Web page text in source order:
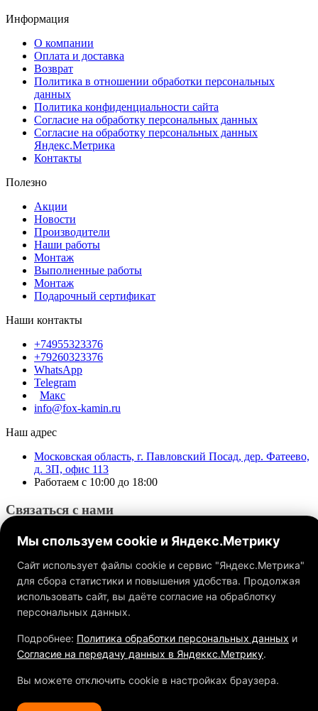
Информация
О компании
Оплата и доставка
Возврат
Политика в отношении обработки персональных
данных
Политика конфиденциальности сайта
Согласие на обработку персональных данных
Согласие на обработку персональных данных
Яндекс.Метрика
Контакты
Полезно
Акции
Новости
Производители
Наши работы
Монтаж
Выполненные работы
Монтаж
Подарочный сертификат
Наши контакты
+74955323376
+79260323376
WhatsApp
Telegram
Макс
info@fox-kamin.ru
Наш адрес
Московская область, г. Павловский Посад, дер. Фатеево,
д. 3П, офис 113
Работаем с 10:00 до 18:00
Связаться с нами
Обращаем ваше внимание на то, что данный интернет-сайт, а
также вся информация о товарах и ценах, предоставленная на
при каких условиях не является публичной офертой,
определяемой положениями Статьи 437 ГК РФ.
Мы спользуем cookie и Яндекс.Метрику
Сайт использует файлы cookie и сервис "Яндекс.Метрика"
для сбора статистики и повышения удобства. Продолжая
использовать сайт, вы даёте согласие на обраблотку
персональных данных.
Подробнее: Политика обработки персональных данных и
Согласие на передачу данных в Яндеккс.Метрику.
Вы можете отключить cookie в настройках браузера.